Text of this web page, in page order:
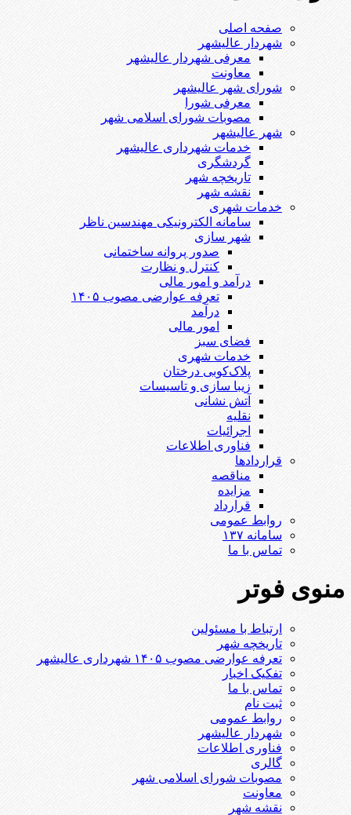
صفحه اصلی
شهردار عالیشهر
معرفی شهردار عالیشهر
معاونت
شورای شهر عالیشهر
معرفی شورا
مصوبات شورای اسلامی شهر
شهر عالیشهر
خدمات شهرداری عالیشهر
گردشگری
تاریخچه شهر
نقشه شهر
خدمات شهری
سامانه الکترونیکی مهندسین ناظر
شهر سازی
صدور پروانه ساختمانی
کنترل و نظارت
درآمد و امور مالی
تعرفه عوارضی مصوب ۱۴۰۵
درآمد
امور مالی
فضای سبز
خدمات شهری
پلاک‌کوبی درختان
زیبا سازی و تاسیسات
آتش نشانی
نقلیه
اجرائیات
فناوری اطلاعات
قراردادها
مناقصه
مزایده
قرارداد
روابط عمومی
سامانه ۱۳۷
تماس با ما
منوی فوتر
ارتباط با مسئولین
تاریخچه شهر
تعرفه عوارضی مصوب ۱۴۰۵ شهرداری عالیشهر
تفکیک اخبار
تماس با ما
ثبت نام
روابط عمومی
شهردار عالیشهر
فناوری اطلاعات
گالری
مصوبات شورای اسلامی شهر
معاونت
نقشه شهر